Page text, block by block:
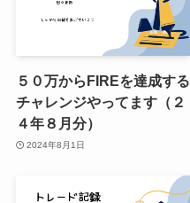
５０万からFIREを達成する
チャレンジやってます（２
４年８月分）
2024年8月1日